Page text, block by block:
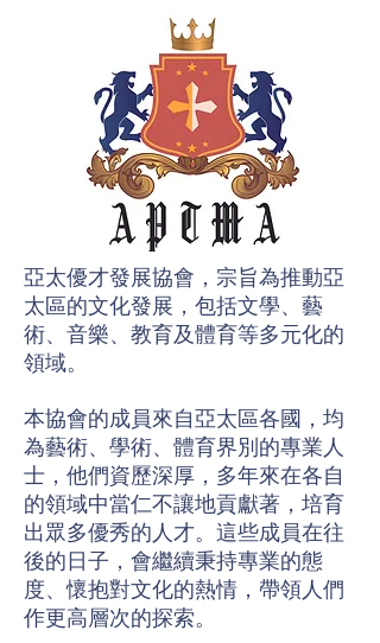
亞太優才發展協會，宗旨為推動亞
太區的文化發展，包括文學、藝
術、音樂、教育及體育等多元化的
領域。
本協會的成員來自亞太區各國，均
為藝術、學術、體育界別的專業人
士，他們資歷深厚，多年來在各自
的領域中當仁不讓地貢獻著，培育
出眾多優秀的人才。這些成員在往
後的日子，會繼續秉持專業的態
度、懷抱對文化的熱情，帶領人們
作更高層次的探索。